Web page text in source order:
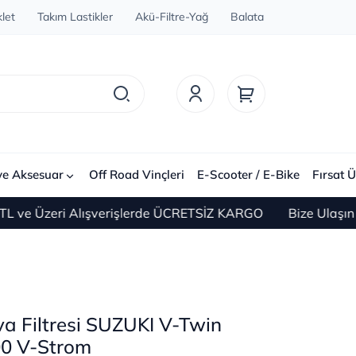
Takım Lastikler Akü-Filtre-Yağ Balata
Aksesuar Off Road Vinçleri E-Scooter / E-Bike Fırsat
Alışverişlerde ÜCRETSİZ KARGO Bize Ulaşın
Filtresi SUZUKI V-Twin
V-Strom